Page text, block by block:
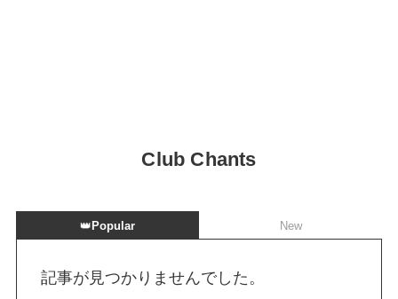
Club Chants
👑Popular New
記事が見つかりませんでした。